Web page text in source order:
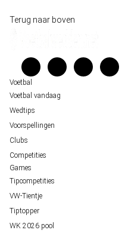
Belfast decor voor de loting van
Wedgidsen
Verantwoord wedden
Over ons
Terug naar boven
Voetbal
Voetbal vandaag
Wedtips
Voorspellingen
Clubs
Competities
Games
Tipcompetities
VW-Tientje
Tiptopper
WK 2026 pool